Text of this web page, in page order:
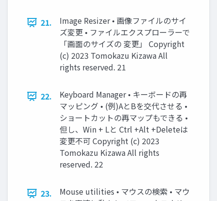
21.
Image Resizer • 画像ファイルのサイ
ズ変更 • ファイルエクスプローラーで
「画面のサイズの 変更」 Copyright
(c) 2023 Tomokazu Kizawa All
rights reserved. 21
22.
Keyboard Manager • キーボードの再
マッピング • (例)AとBを交代させる •
ショートカットの再マップもできる •
但し、Win + Lと Ctrl +Alt +Deleteは
変更不可 Copyright (c) 2023
Tomokazu Kizawa All rights
reserved. 22
23.
Mouse utilities • マウスの検索 • マウ